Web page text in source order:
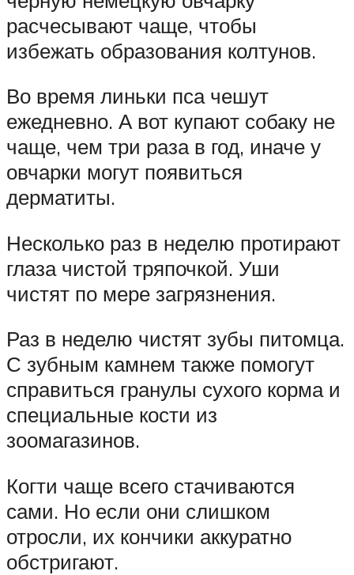
расчесывают чаще, чтобы
избежать образования колтунов.
Во время линьки пса чешут
ежедневно. А вот купают собаку не
чаще, чем три раза в год, иначе у
овчарки могут появиться
дерматиты.
Несколько раз в неделю протирают
глаза чистой тряпочкой. Уши
чистят по мере загрязнения.
Раз в неделю чистят зубы питомца.
С зубным камнем также помогут
справиться гранулы сухого корма и
специальные кости из
зоомагазинов.
Когти чаще всего стачиваются
сами. Но если они слишком
отросли, их кончики аккуратно
обстригают.